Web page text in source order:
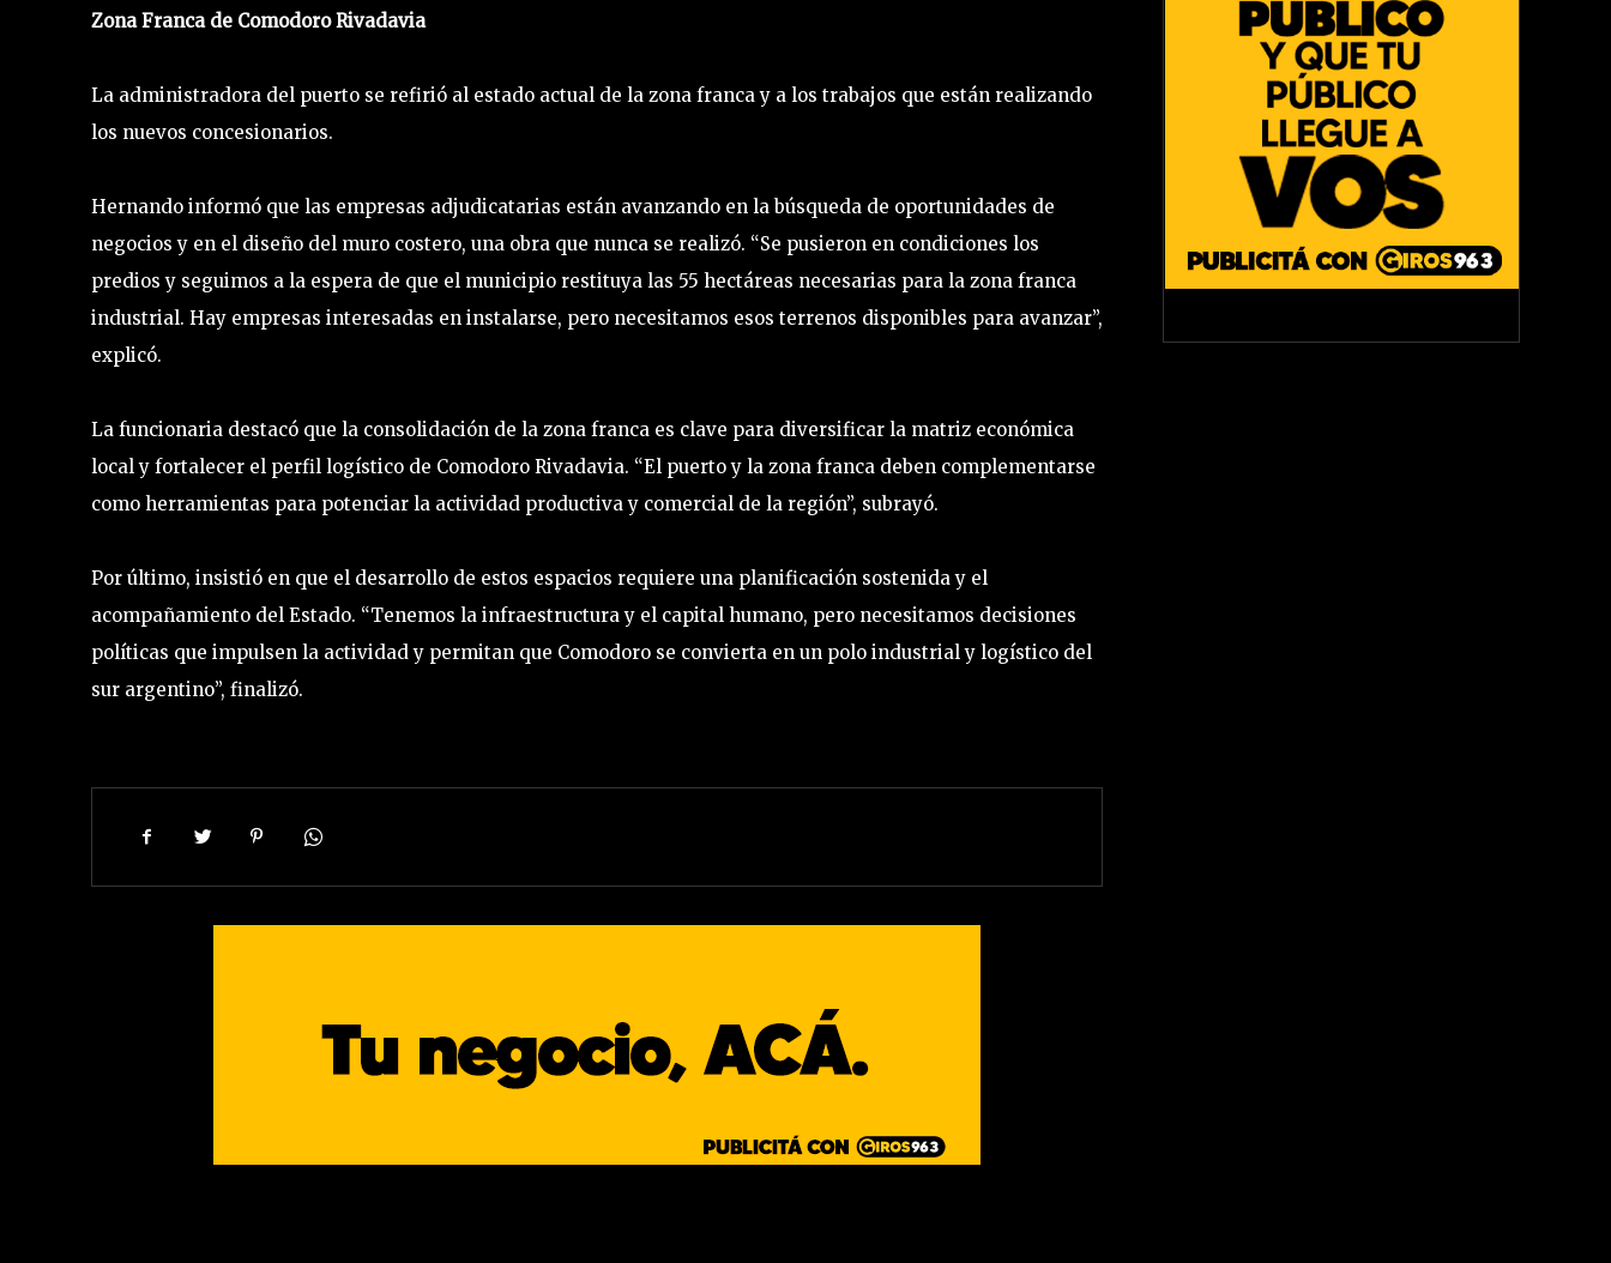
Zona Franca de Comodoro Rivadavia
La administradora del puerto se refirió al estado actual de la zona franca y a los trabajos que están realizando
los nuevos concesionarios.
Hernando informó que las empresas adjudicatarias están avanzando en la búsqueda de oportunidades de
negocios y en el diseño del muro costero, una obra que nunca se realizó. “Se pusieron en condiciones los
predios y seguimos a la espera de que el municipio restituya las 55 hectáreas necesarias para la zona franca
industrial. Hay empresas interesadas en instalarse, pero necesitamos esos terrenos disponibles para avanzar”,
explicó.
La funcionaria destacó que la consolidación de la zona franca es clave para diversificar la matriz económica
local y fortalecer el perfil logístico de Comodoro Rivadavia. “El puerto y la zona franca deben complementarse
como herramientas para potenciar la actividad productiva y comercial de la región”, subrayó.
Por último, insistió en que el desarrollo de estos espacios requiere una planificación sostenida y el
acompañamiento del Estado. “Tenemos la infraestructura y el capital humano, pero necesitamos decisiones
políticas que impulsen la actividad y permitan que Comodoro se convierta en un polo industrial y logístico del
sur argentino”, finalizó.